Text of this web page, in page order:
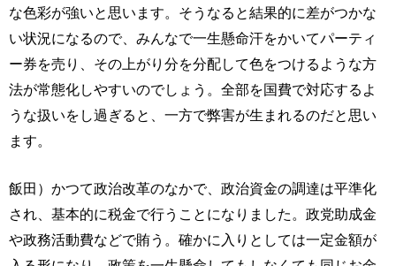
な色彩が強いと思います。そうなると結果的に差がつかな
い状況になるので、みんなで一生懸命汗をかいてパーティ
ー券を売り、その上がり分を分配して色をつけるような方
法が常態化しやすいのでしょう。全部を国費で対応するよ
うな扱いをし過ぎると、一方で弊害が生まれるのだと思い
ます。
飯田）かつて政治改革のなかで、政治資金の調達は平準化
され、基本的に税金で行うことになりました。政党助成金
や政務活動費などで賄う。確かに入りとしては一定金額が